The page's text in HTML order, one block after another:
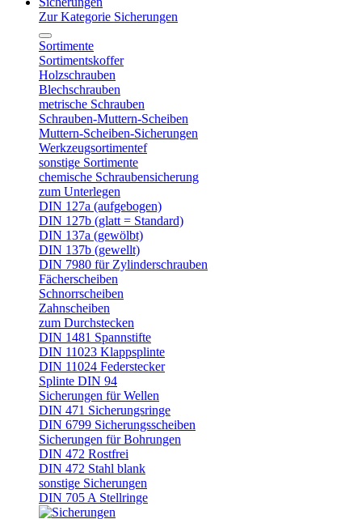
Zur Kategorie Sicherungen
Sortimente
Sortimentskoffer
Holzschrauben
Blechschrauben
metrische Schrauben
Schrauben-Muttern-Scheiben
Muttern-Scheiben-Sicherungen
Werkzeugsortimentef
sonstige Sortimente
chemische Schraubensicherung
zum Unterlegen
DIN 127a (aufgebogen)
DIN 127b (glatt = Standard)
DIN 137a (gewölbt)
DIN 137b (gewellt)
DIN 7980 für Zylinderschrauben
Fächerscheiben
Schnorrscheiben
Zahnscheiben
zum Durchstecken
DIN 1481 Spannstifte
DIN 11023 Klappsplinte
DIN 11024 Federstecker
Splinte DIN 94
Sicherungen für Wellen
DIN 471 Sicherungsringe
DIN 6799 Sicherungsscheiben
Sicherungen für Bohrungen
DIN 472 Rostfrei
DIN 472 Stahl blank
sonstige Sicherungen
DIN 705 A Stellringe